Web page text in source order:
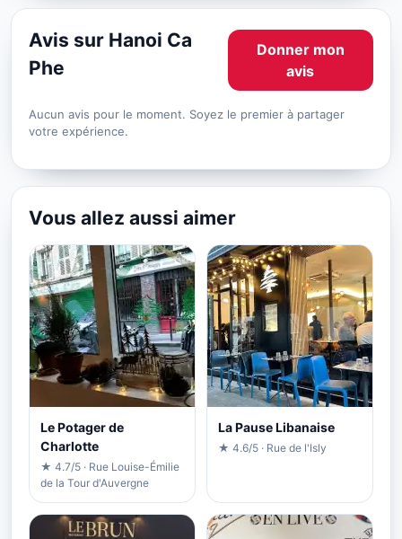
Avis sur Hanoi Ca
Phe
Donner mon
avis
Aucun avis pour le moment. Soyez le premier à partager
votre expérience.
Vous allez aussi aimer
Le Potager de
Charlotte
★ 4.7/5 · Rue Louise-Émilie
de la Tour d'Auvergne
La Pause Libanaise
★ 4.6/5 · Rue de l'Isly